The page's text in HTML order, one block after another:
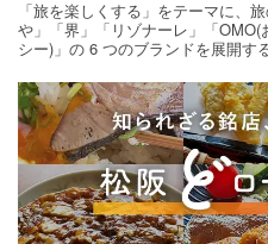
「旅を楽しくする」をテーマに、
や」「界」「リゾナーレ」「
シー)」の 6 つのブランドを展開す